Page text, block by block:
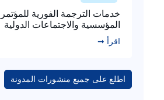
خدمات الترجمة الفورية
المؤسسية والاجتماعات الدولية
اقرأ ➞
اطلع على جميع منشورات المدونة